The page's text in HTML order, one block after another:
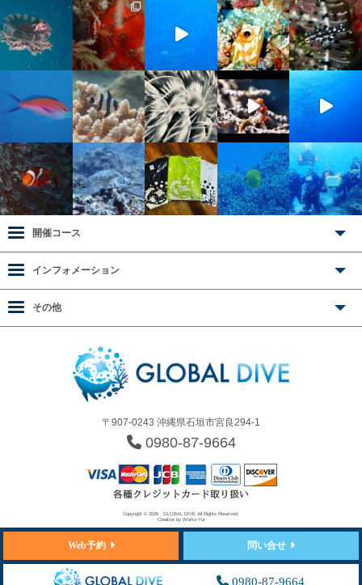
〒907-0243 沖縄県石垣市宮良294-1
0980-87-9664
開催コース
インフォメーション
その他
Copyright © 2026 GLOBAL DIVE All Rights Reserved.
Creative by Works-Yui
Web予約 問い合せ
0980-87-9664